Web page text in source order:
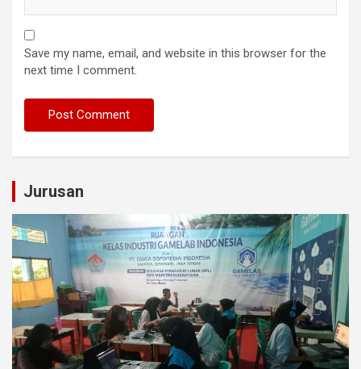
Save my name, email, and website in this browser for the
next time I comment.
Jurusan